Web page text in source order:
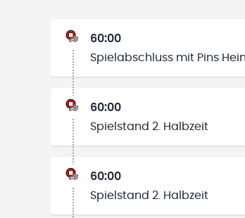
60:00
Spielabschluss mit Pins
60:00
Spielstand 2. Halbzeit
60:00
Spielstand 2. Halbzeit